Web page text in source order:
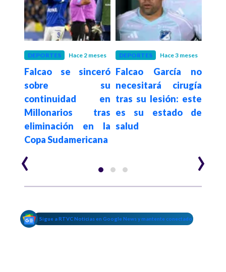
DEPORTES Hace 2 meses
Falcao se sinceró
sobre su
continuidad en
Millonarios tras
eliminación en la
Copa Sudamericana
DEPORTES Hace 3 meses
Falcao García no
necesitará cirugía
tras su lesión: este
es su estado de
salud
‹ ›
Sigue a RTVC Noticias en Google News y mantente conectado